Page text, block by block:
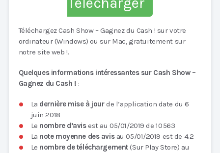
Téléchargez Cash Show – Gagnez du Cash ! sur votre
ordinateur (Windows) ou sur Mac, gratuitement sur
notre site web !.
Quelques informations intéressantes sur Cash Show –
Gagnez du Cash ! :
La dernière mise à jourde l’application date du 6
juin 2018
Le nombre d’avisest au 05/01/2019 de 10 563
La note moyenne des avisau 05/01/2019 est de 4.2
Le nombre de téléchargement(Sur Play Store) au